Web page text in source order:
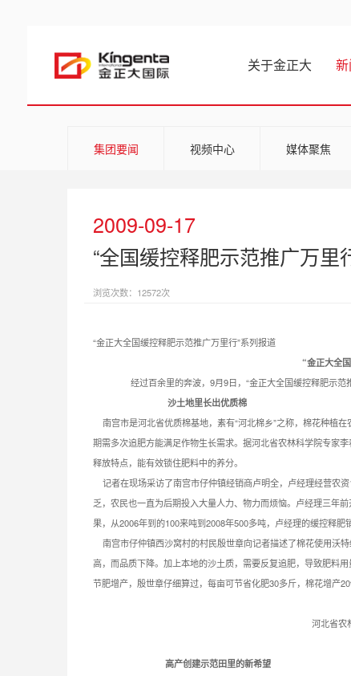
关于金正大
集团要闻 视频中心 媒体聚焦
2009-09-17
“全国缓控释肥示范推广万里
浏览次数：12572次
“金正大全国缓控释肥示范推广万里行”系列报道
“金正大全
经过百余里的奔波，9月9日，“金正大全国缓控释肥示范推
沙土地里长出优质棉
南宫市是河北省优质棉基地，素有“河北棉乡”之称，棉花种植
期需多次追肥方能满足作物生长需求。据河北省农林科学院专家
释放特点，能有效锁住肥料中的养分。
记者在现场采访了南宫市仔仲镇经销商卢明全，卢经理经营农
乏，农民也一直为后期投入大量人力、物力而烦恼。卢经理三年
果，从2006年到的100来吨到2008年500多吨，卢经理的缓控释肥
南宫市仔仲镇西沙窝村的村民殷世章向记者描述了棉花使用沃
高，而品质下降。加上本地的沙土质，需要反复追肥，导致肥料
节肥增产，殷世章仔细算过，每亩可节省化肥30多斤，棉花增产
河北省农
高产创建示范田里的新希望